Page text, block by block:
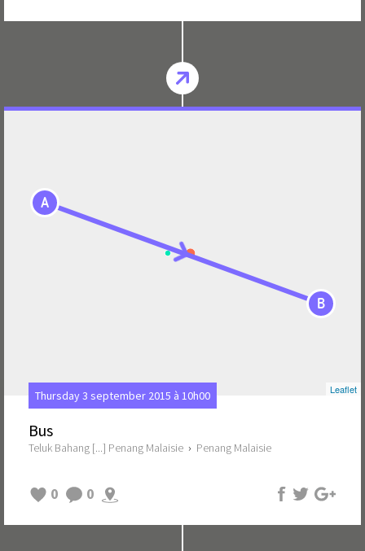
A
B
Leaflet
Thursday 3 september 2015 à 10h00
Bus
Teluk Bahang [...] Penang Malaisie › Penang Malaisie
0 0